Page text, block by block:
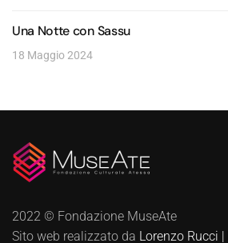
Una Notte con Sassu
18 Maggio 2024
2022 © Fondazione MuseAte
Sito web realizzato da Lorenzo Rucci